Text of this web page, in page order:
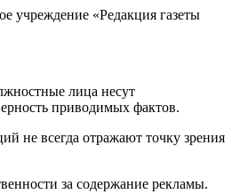
учреждение «Редакция газеты
лица несут
приводимых фактов.
не всегда отражают точку зрения
за содержание рекламы.